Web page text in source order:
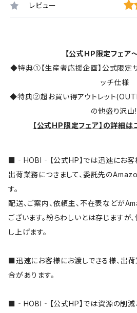
レビュー
【公式HP限定フェア
◆特典①【生産者応援企画】公式限定
ッチ仕様
◆特典②超お買い得アウトレット
の他盛り沢山
【公式HP限定フェア】の詳細
■‐HOBI‐【公式HP】では迅速にお客
出荷業務につきまして、委託先の
す。
配送、ご案内、依頼主、不在表などが
ございます。紛らわしいとは存じますが
し上げます。
■迅速にお客様にお渡しできる様、出
合があります。
■‐HOBI‐【公式HP】では資源の削減